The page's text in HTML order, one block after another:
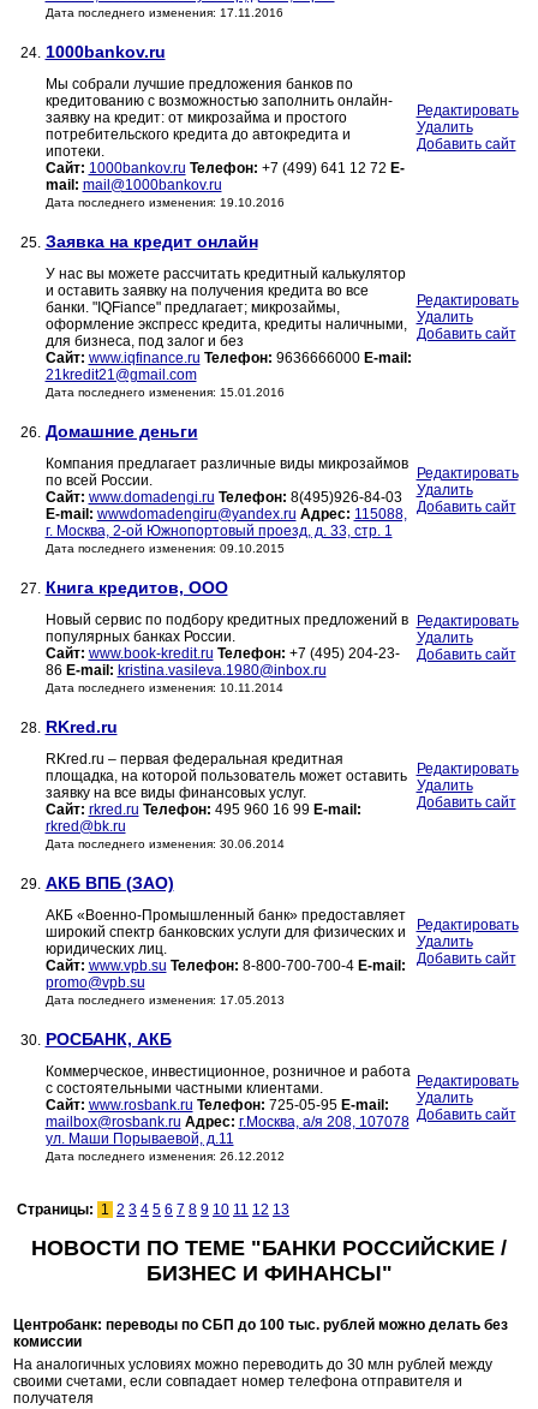
Дата последнего изменения: 17.11.2016
24. 1000bankov.ru
Мы собрали лучшие предложения банков по
кредитованию с возможностью заполнить онлайн-
заявку на кредит: от микрозайма и простого
потребительского кредита до автокредита и
ипотеки.
Сайт: 1000bankov.ru Телефон: +7 (499) 641 12 72 E-
mail: mail@1000bankov.ru
Дата последнего изменения: 19.10.2016
Редактировать
Удалить
Добавить сайт
25. Заявка на кредит онлайн
У нас вы можете рассчитать кредитный калькулятор
и оставить заявку на получения кредита во все
банки. "IQFiance" предлагает; микрозаймы,
оформление экспресс кредита, кредиты наличными,
для бизнеса, под залог и без
Сайт: www.iqfinance.ru Телефон: 9636666000 E-mail:
21kredit21@gmail.com
Дата последнего изменения: 15.01.2016
Редактировать
Удалить
Добавить сайт
26. Домашние деньги
Компания предлагает различные виды микрозаймов
по всей России.
Сайт: www.domadengi.ru Телефон: 8(495)926-84-03
E-mail: wwwdomadengiru@yandex.ru Адрес: 115088,
г. Москва, 2-ой Южнопортовый проезд, д. 33, стр. 1
Дата последнего изменения: 09.10.2015
Редактировать
Удалить
Добавить сайт
27. Книга кредитов, ООО
Новый сервис по подбору кредитных предложений в
популярных банках России.
Сайт: www.book-kredit.ru Телефон: +7 (495) 204-23-
86 E-mail: kristina.vasileva.1980@inbox.ru
Дата последнего изменения: 10.11.2014
Редактировать
Удалить
Добавить сайт
28. RKred.ru
RKred.ru – первая федеральная кредитная
площадка, на которой пользователь может оставить
заявку на все виды финансовых услуг.
Сайт: rkred.ru Телефон: 495 960 16 99 E-mail:
rkred@bk.ru
Дата последнего изменения: 30.06.2014
Редактировать
Удалить
Добавить сайт
29. АКБ ВПБ (ЗАО)
АКБ «Военно-Промышленный банк» предоставляет
широкий спектр банковских услуги для физических и
юридических лиц.
Сайт: www.vpb.su Телефон: 8-800-700-700-4 E-mail:
promo@vpb.su
Дата последнего изменения: 17.05.2013
Редактировать
Удалить
Добавить сайт
30. РОСБАНК, АКБ
Коммерческое, инвестиционное, розничное и работа
с состоятельными частными клиентами.
Сайт: www.rosbank.ru Телефон: 725-05-95 E-mail:
mailbox@rosbank.ru Адрес: г.Москва, а/я 208, 107078
ул. Маши Порываевой, д.11
Дата последнего изменения: 26.12.2012
Редактировать
Удалить
Добавить сайт
Страницы: 1 2 3 4 5 6 7 8 9 10 11 12 13
НОВОСТИ ПО ТЕМЕ "БАНКИ РОССИЙСКИЕ /
БИЗНЕС И ФИНАНСЫ"
Центробанк: переводы по СБП до 100 тыс. рублей можно делать без
комиссии
На аналогичных условиях можно переводить до 30 млн рублей между
своими счетами, если совпадает номер телефона отправителя и
получателя